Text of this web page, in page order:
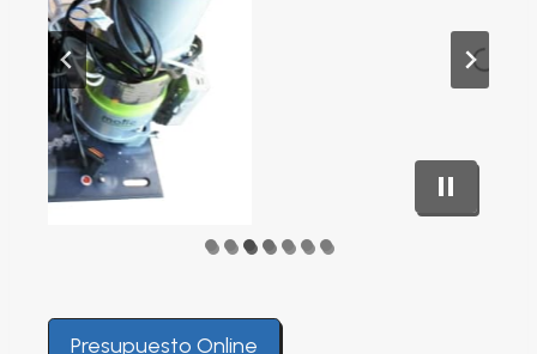
Presupuesto Online